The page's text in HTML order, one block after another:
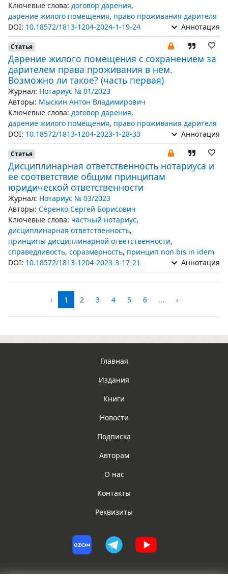
Ключевые слова: договор дарения,
дарение жилого помещения, право проживания дарителя
DOI: 10.18572/1813-1204-2024-1-19-24 Аннотация
Статья
Дарение жилого помещения с сохранением за
дарителем права проживания в нем.
Возможно ли такое? (часть первая)
Журнал: Нотариус № 01/2023
Авторы: Мыскин Антон Владимирович
Ключевые слова: договор дарения,
дарение жилого помещения, право проживания дарителя
DOI: 10.18572/1813-1204-2023-1-28-33 Аннотация
Статья
Дисциплинарная ответственность нотариуса и
ее соответствие общим принципам
юридической ответственности
Журнал: Нотариус № 03/2023
Авторы: Серенко Сергей Борисович
Ключевые слова: частный нотариус,
дисциплинарная ответственность,
принципы дисциплинарной ответственности,
справедливость, соразмерность, принцип non bis in idem
DOI: 10.18572/1813-1204-2023-3-17-21 Аннотация
‹ 1 2 3 4 5 6 … ›
Главная
Издания
Книги
Новости
Подписка
Авторам
О нас
Контакты
Реквизиты